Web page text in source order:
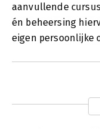
aanvullende
én beheersing
eigen persoonlijke